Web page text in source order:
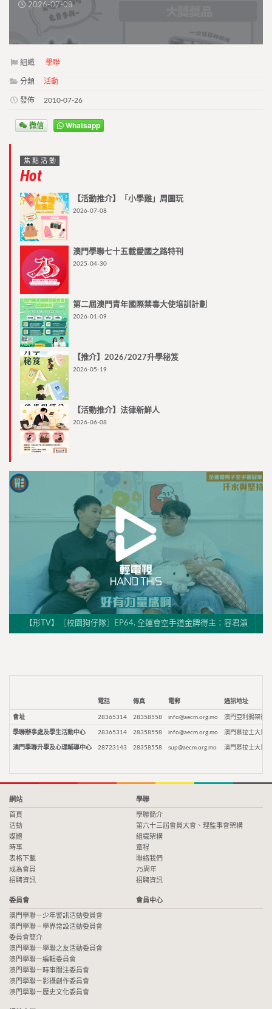
2026-07-08
組織 學聯
分類 活動
發佈 2010-07-26
微信 Whatsapp
焦點活動
Hot
【活動推介】「小學雞」周圍玩
2026-07-08
澳門學聯七十五載愛國之路特刊
2025-04-30
第二屆澳門青年國際禁毒大使培訓計劃
2026-01-09
【推介】2026/2027升學秘笈
2026-05-19
【活動推介】法律新鮮人
2026-06-08
【形TV】〖校園狗仔隊〗EP64. 全運會空手道金牌得主：容君灝
電話 傳真 電郵 通訊地址
會址 28365314 28358558 info@aecm.org.mo 澳門亞利鴉架街9
學聯辦事處及學生活動中心 28365314 28358558 info@aecm.org.mo 澳門慕拉士大馬
澳門學聯升學及心理輔導中心 28723143 28358558 sup@aecm.org.mo 澳門慕拉士大馬
網站
首頁
活動
媒體
時事
表格下載
成為會員
招聘資訊
學聯
學聯簡介
第六十三屆會員大會、理監事會架構
組織架構
章程
聯絡我們
75周年
招聘資訊
委員會
澳門學聯－少年警訊活動委員會
澳門學聯－學界常設活動委員會
委員會簡介
澳門學聯－學聯之友活動委員會
澳門學聯－編輯委員會
澳門學聯－時事關注委員會
澳門學聯－影攝創作委員會
澳門學聯－歷史文化委員會
會員中心